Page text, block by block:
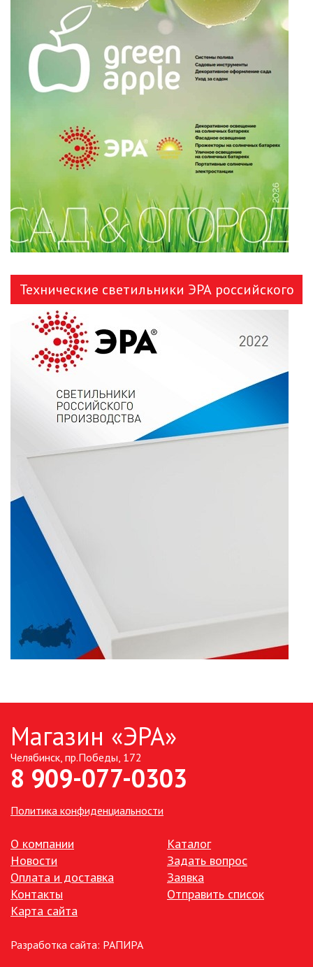
Технические светильники ЭРА российского
Магазин «ЭРА»
Челябинск, пр.Победы, 172
8 909-077-0303
Политика конфиденциальности
О компании
Новости
Оплата и доставка
Контакты
Карта сайта
Каталог
Задать вопрос
Заявка
Отправить список
Разработка сайта: РАПИРА